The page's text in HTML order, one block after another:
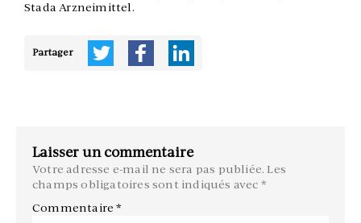
Stada Arzneimittel.
Partager
Laisser un commentaire
Votre adresse e-mail ne sera pas publiée. Les
champs obligatoires sont indiqués avec *
Commentaire*